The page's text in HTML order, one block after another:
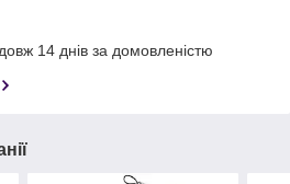
14 днів за домовленістю